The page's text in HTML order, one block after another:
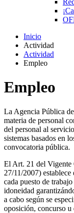
Inicio
Actividad
Actividad
Empleo
Empleo
La Agencia Pública
materia de personal
del personal al
sistemas basados en
convocatoria pública.
El Art. 21 del
27/11/2007)
cada puesto de
idoneidad
a cabo según se
oposición, concurso u